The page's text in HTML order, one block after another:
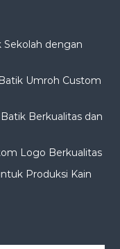
dengan
Umroh Custom
Berkualitas dan
Logo Berkualitas
Produksi Kain